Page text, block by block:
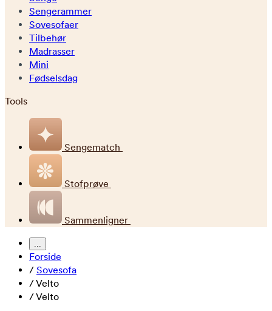
Sengerammer
Sovesofaer
Tilbehør
Madrasser
Mini
Fødselsdag
Tools
Sengematch
Stofprøve
Sammenligner
...
Forside
/ Sovesofa
/Velto
/Velto